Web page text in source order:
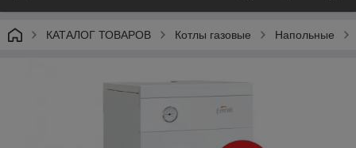
КАТАЛОГ ТОВАРОВ Котлы газовые Напольные